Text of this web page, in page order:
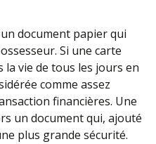
document papier qui
Si une carte
la vie de tous les jours en
comme assez
financières. Une
un document qui, ajouté
plus grande sécurité.